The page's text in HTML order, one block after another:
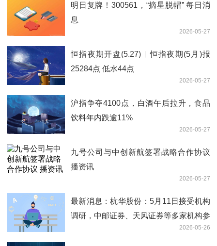
明日复牌！300561，“摘星脱帽” 每日消
息
2026-05-27
恒指夜期开盘(5.27)︱恒指夜期(5月)报
25284点 低水44点
2026-05-27
沪指争夺4100点，白酒午后拉升，食品
饮料年内跌逾11%
2026-05-27
九号公司与中创新航签署战略合作协议
播资讯
2026-05-27
最新消息：杭华股份：5月11日接受机构
调研，中邮证券、天风证券等多家机构参
2026-05-26